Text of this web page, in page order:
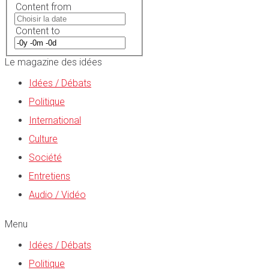
Content from
Content to
Le magazine des idées
Idées / Débats
Politique
International
Culture
Société
Entretiens
Audio / Vidéo
Menu
Idées / Débats
Politique